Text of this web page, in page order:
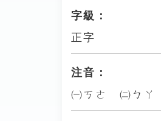
字級：
正字
注音：
㈠ㄎㄜ ㈡ㄅㄚ